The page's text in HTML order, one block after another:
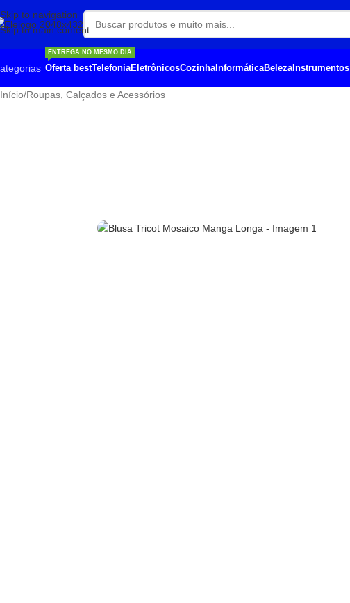
Skip to navigation
Skip to main content
Oferta best
ENTREGA NO MESMO DIA
TelefoniaEletrônicosCozinhaInformáticaBelezaInstrumentos
Início/Roupas, Calçados e Acessórios